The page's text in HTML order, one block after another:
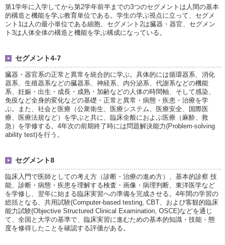
第1学年に入学してから第2学年前半までの3つのセグメントは人間の基本
的構造と機能を学ぶ教育単位である。学生の学ぶ視点に立って、セグメ
ント1は人の最小単位である細胞、セグメント2は臓器・器官、セグメン
ト3は人体全体の構造と機能を学ぶ構成になっている。
セグメント4-7
臓器・器官系の正常と異常を統合的に学ぶ。具体的には循環器系、消化
器系、生殖器系などの臓器系、神経系、内分泌系、代謝系などの機能
系、妊娠・出生・成長・成熟・加齢などの人体の時間軸、そして感染、
免疫など全身的変化などの基礎・正常と異常・病態・疾患・治療を学
ぶ。また、社会と医療（公衆衛生、医療システム、医療安全、国際医
療、医療法規など）を学ぶと共に、臨床全般におよぶ医療（麻酔、救
急）を学修する。4年次の前期終了時には問題解決能力(Problem-solving
ability test)を行う。
セグメント8
臨床入門で医師としての考え方（診断・治療の進め方）、基本的診察 技
能、診断・病態・疾患を理解する検査・画像・病理判断、東洋医学など
を学修し、翌年に始まる臨床実習への準備を完成させる。4年間の学習の
総括となる、共用試験(Computer-based testing, CBT、および客観的臨床
能力試験(Objective Structured Clinical Examination, OSCE)などを通じ
て、全国と大学の基準で、臨床実習に進むための基本的知識・技能・態
度を修得したことを確認する評価がある。